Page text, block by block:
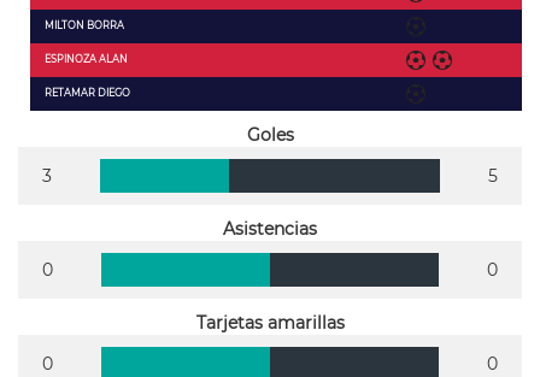
MILTON BORRA
ESPINOZA ALAN
RETAMAR DIEGO
Goles
3
5
Asistencias
0
0
Tarjetas amarillas
0
0